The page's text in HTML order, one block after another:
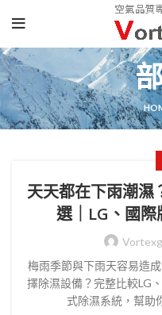
天天都在下雨潮濕
選｜LG、國
梅雨季節與下雨天容易造
擇除濕設備？完整比較LG
式除濕系統，幫助